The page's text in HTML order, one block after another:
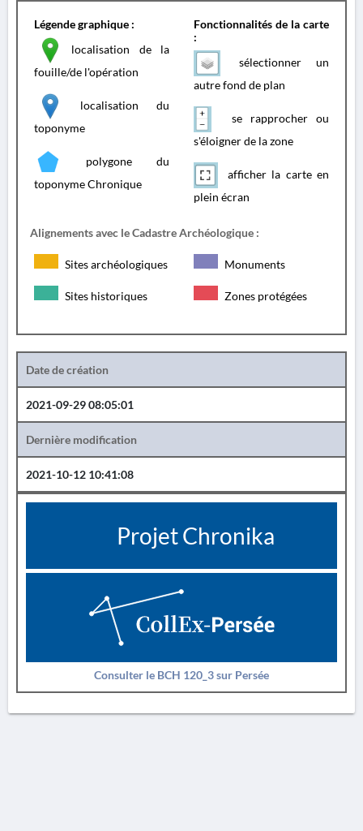
Légende graphique :
localisation de la
fouille/de l'opération
localisation du
toponyme
polygone du
toponyme Chronique
Fonctionnalités de la carte
:
sélectionner un
autre fond de plan
se rapprocher ou
s'éloigner de la zone
afficher la carte en
plein écran
Alignements avec le Cadastre Archéologique :
Sites archéologiques Monuments
Sites historiques Zones protégées
Date de création
2021-09-29 08:05:01
Dernière modification
2021-10-12 10:41:08
Projet Chronika
Consulter le BCH 120_3 sur Persée